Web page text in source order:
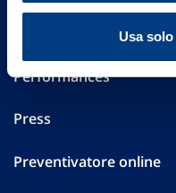
Usa
Performances
Press
Preventivatore online